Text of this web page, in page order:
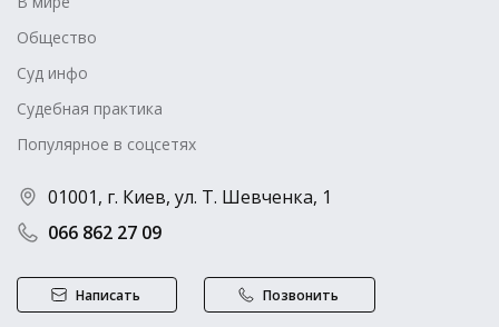
Общество
Суд инфо
Судебная практика
Популярное в соцсетях
066 862 27 09
01001, г. Киев, ул. Т. Шевченка, 1
Написать Позвонить